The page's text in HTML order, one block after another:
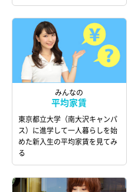
みんなの
平均家賃
東京都立大学（南大沢キャンパ
ス）に進学して一人暮らしを始
めた新入生の平均家賃を見てみ
る